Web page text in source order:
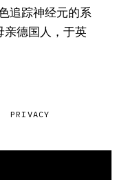
追踪神经元的系
亲德国人，于英
PRIVACY